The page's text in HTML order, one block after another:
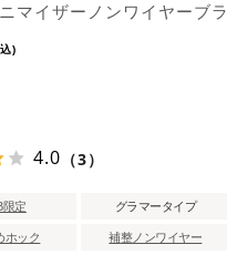
マイザーノンワイヤーブラ
4.0 （3）
限定 グラマータイプ
ホック 補整ノンワイヤー